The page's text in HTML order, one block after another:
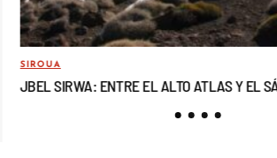
SIROUA
JBEL SIRWA: ENTRE EL ALTO ATLAS Y EL